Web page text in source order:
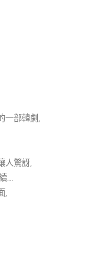
一部韓劇,
人驚訝,
…
,